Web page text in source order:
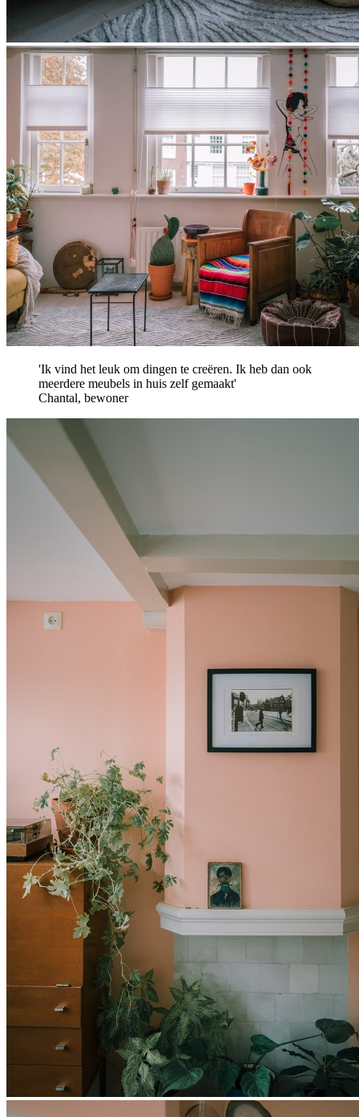
'Ik vind het leuk om dingen te creëren. Ik heb dan ook
meerdere meubels in huis zelf gemaakt'
Chantal, bewoner